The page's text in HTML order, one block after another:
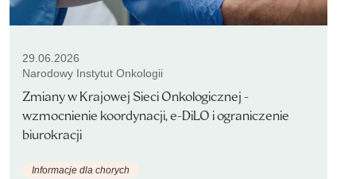
29.06.2026
Narodowy Instytut Onkologii
Zmiany w Krajowej Sieci Onkologicznej -
wzmocnienie koordynacji, e-DiLO i ograniczenie
biurokracji
Informacje dla chorych